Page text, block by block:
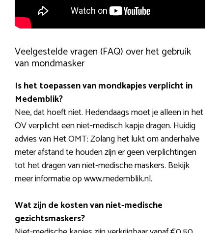
Veelgestelde vragen (FAQ) over het gebruik
van mondmasker
Is het toepassen van mondkapjes verplicht in
Medemblik?
Nee, dat hoeft niet. Hedendaags moet je alleen in het
OV verplicht een niet-medisch kapje dragen. Huidig
advies van Het OMT: Zolang het lukt om anderhalve
meter afstand te houden zijn er geen verplichtingen
tot het dragen van niet-medische maskers. Bekijk
meer informatie op www.medemblik.nl.
Wat zijn de kosten van niet-medische
gezichtsmaskers?